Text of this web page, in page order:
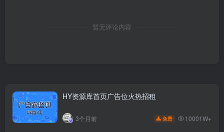
暂无评论内容
HY资源库首页广告位火热招租
3个月前 免费 10001W+